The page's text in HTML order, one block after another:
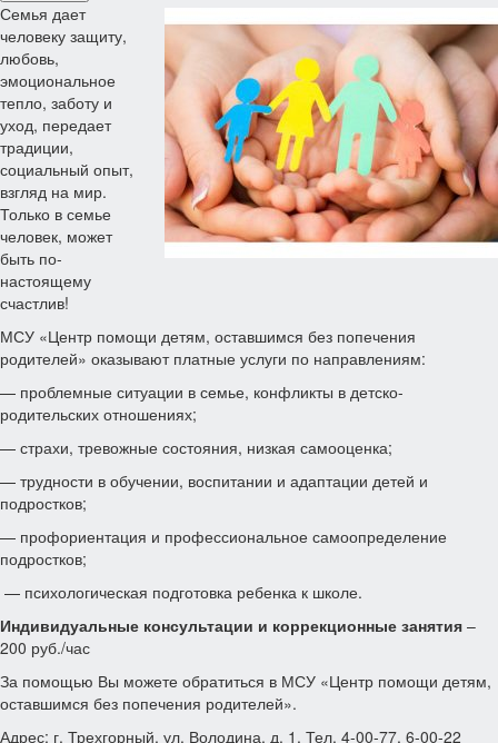
Семья дает
человеку защиту,
любовь,
эмоциональное
тепло, заботу и
уход, передает
традиции,
социальный опыт,
взгляд на мир.
Только в семье
человек, может
быть по-
настоящему
счастлив!
МСУ «Центр помощи детям, оставшимся без попечения
родителей» оказывают платные услуги по направлениям:
— проблемные ситуации в семье, конфликты в детско-
родительских отношениях;
— страхи, тревожные состояния, низкая самооценка;
— трудности в обучении, воспитании и адаптации детей и
подростков;
— профориентация и профессиональное самоопределение
подростков;
— психологическая подготовка ребенка к школе.
Индивидуальные консультации и коррекционные занятия –
200 руб./час
За помощью Вы можете обратиться в МСУ «Центр помощи детям,
оставшимся без попечения родителей».
Адрес: г. Трехгорный, ул. Володина, д. 1. Тел. 4-00-77, 6-00-22